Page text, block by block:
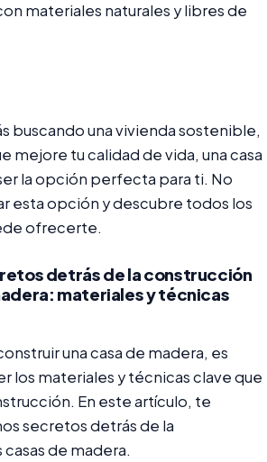
materiales naturales y libres de
buscando una vivienda sostenible,
mejore tu calidad de vida, una casa
la opción perfecta para ti. No
esta opción y descubre todos los
ofrecerte.
detrás de la construcción
materiales y técnicas
una casa de madera, es
los materiales y técnicas clave que
En este artículo, te
secretos detrás de la
de madera.